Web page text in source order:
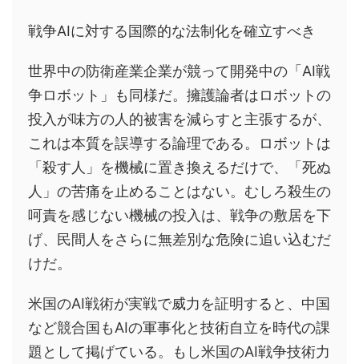
戦争AIに対する国際的な法制化を確立すべき
世界中の防衛産業企業が競って開発中の「AI戦
争ロボット」も同様だ。擁護論者はロボットの
投入が味方の人的被害を減らすと主張するが、
これは本質を誤導する論理である。ロボットは
「殺す人」を機械に置き換えるだけで、「死ぬ
人」の苦痛を止めることはない。むしろ殺生の
呵責を感じない機械の投入は、戦争の敷居を下
げ、民間人をさらに無差別な危険に追い込むだ
けだ。
米国のAI戦術が実戦で威力を証明すると、中国
など競合国もAIの軍事化と技術自立を時代の課
題として掲げている。もし米国のAI戦争技術力